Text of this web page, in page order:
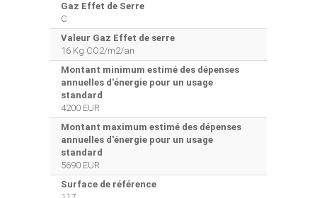
Gaz Effet de Serre
C
Valeur Gaz Effet de serre
16 Kg CO2/m2/an
Montant minimum estimé des dépenses
annuelles d'énergie pour un usage
standard
4200 EUR
Montant maximum estimé des dépenses
annuelles d'énergie pour un usage
standard
5690 EUR
Surface de référence